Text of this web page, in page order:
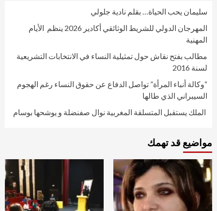
سليمان يحب الحياة… بقلم نادية جلولي
المهرجان الدولي للشريط الوثائقي أكادير 2026 ينظم الأيام
المهنية
مطالب بفتح نقاش حول تمثيلية النساء في الانتخابات التشريعية
لسنة 2016
“وكالة أنباء المرأة” تواصل الدفاع عن حقوق النساء رغم الهجوم
السيبراني الذي طالها
الملك يستقبل المتسلقة المغربية نوال صفنضلة و يوشحها بوسام
مواضيع قد تهمك